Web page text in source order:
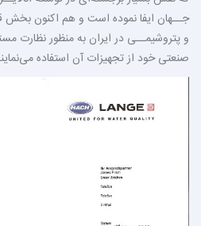
جــهان ایفا نموده است و هم اکنون بخش
و پتروشیمــی در ایران به منظور نظارت
صنعتی خود از تجهیزات آن استفاده